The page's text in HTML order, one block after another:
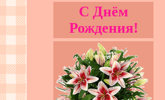
С Днём
Рождения!